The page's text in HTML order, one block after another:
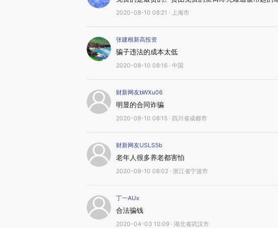
2020-08-10 08:21 · 上海市
张建根新高投资
骗子违法的成本太低
2020-08-10 08:16 · 中国
财新网友bWXu06
明显的合同诈骗
2020-08-10 08:15 · 四川省成都市
财新网友USLS5b
老年人很多养老都害怕
2020-08-10 08:02 · 浙江省宁波市
丁一AUx
合法骗钱
2020-04-03 10:09 · 湖北省武汉市